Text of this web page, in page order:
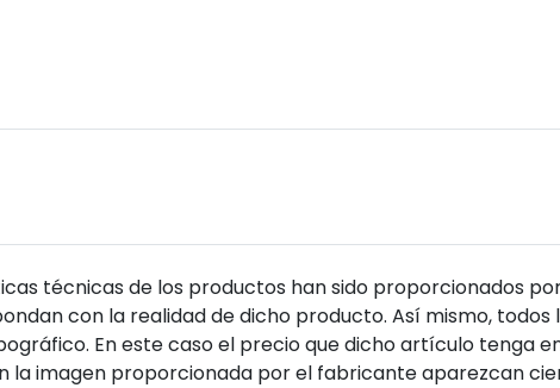
técnicas de los productos han sido proporcionados
con la realidad de dicho producto. Así mismo,
En este caso el precio que dicho artículo tenga
la imagen proporcionada por el fabricante aparezcan